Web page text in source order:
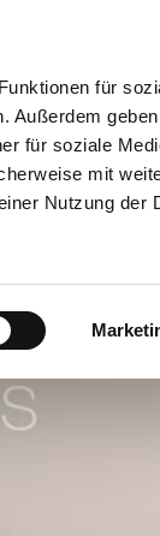
für
Außerdem
für soziale
mit
Nutzung der